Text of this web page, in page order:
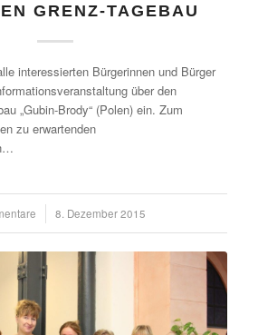
GRENZ-TAGEBAU
interessierten Bürgerinnen und Bürger
über den
„Gubin-Brody“ (Polen) ein. Zum
zu erwartenden
8. Dezember 2015